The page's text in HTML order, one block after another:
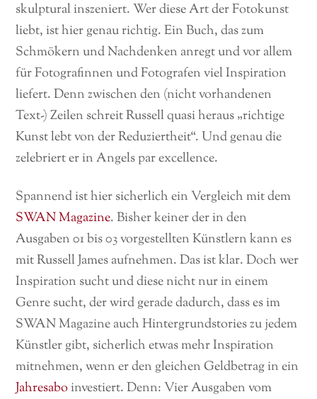
skulptural inszeniert. Wer diese Art der Fotokunst
liebt, ist hier genau richtig. Ein Buch, das zum
Schmökern und Nachdenken anregt und vor allem
für Fotografinnen und Fotografen viel Inspiration
liefert. Denn zwischen den (nicht vorhandenen
Text-) Zeilen schreit Russell quasi heraus „richtige
Kunst lebt von der Reduziertheit“. Und genau die
zelebriert er in Angels par excellence.
Spannend ist hier sicherlich ein Vergleich mit dem
SWAN Magazine. Bisher keiner der in den
Ausgaben 01 bis 03 vorgestellten Künstlern kann es
mit Russell James aufnehmen. Das ist klar. Doch wer
Inspiration sucht und diese nicht nur in einem
Genre sucht, der wird gerade dadurch, dass es im
SWAN Magazine auch Hintergrundstories zu jedem
Künstler gibt, sicherlich etwas mehr Inspiration
mitnehmen, wenn er den gleichen Geldbetrag in ein
Jahresaboinvestiert. Denn: Vier Ausgaben vom